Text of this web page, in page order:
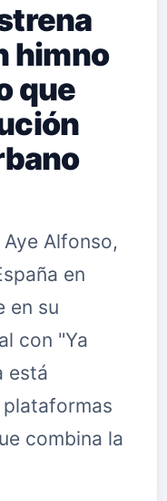
himno
que
Alfonso,
en
en su
con "Ya
está
combina la